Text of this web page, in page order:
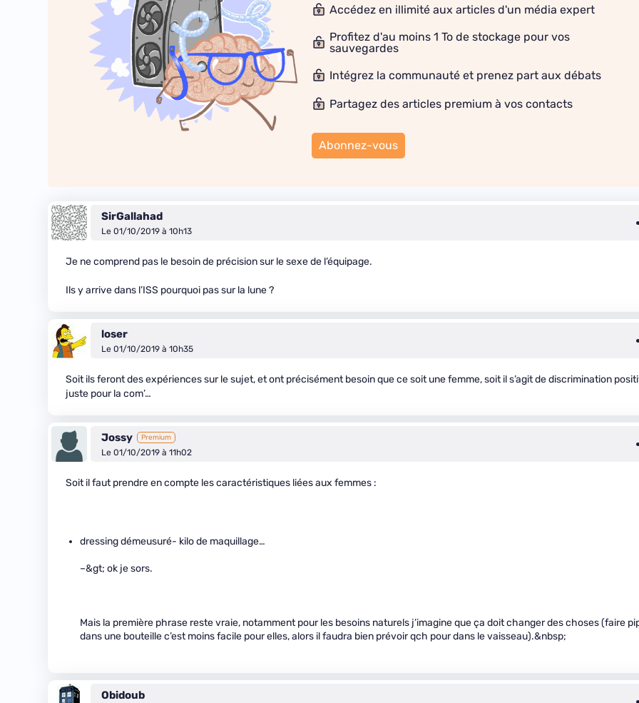
Accédez en illimité aux articles d'un média expert
Profitez d'au moins 1 To de stockage pour vos
sauvegardes
Intégrez la communauté et prenez part aux débats
Partagez des articles premium à vos contacts
Abonnez-vous
SirGallahad
Le 01/10/2019 à 10h13
Je ne comprend pas le besoin de précision sur le sexe de l’équipage.
Ils y arrive dans l’ISS pourquoi pas sur la lune ?
loser
Le 01/10/2019 à 10h35
Soit ils feront des expériences sur le sujet, et ont précisément besoin que ce soit une femme, soit il s’agit de discrimination
juste pour la com’…
Jossy Premium
Le 01/10/2019 à 11h02
Soit il faut prendre en compte les caractéristiques liées aux femmes :
dressing démeusuré- kilo de maquillage…
–&gt; ok je sors.
Mais la première phrase reste vraie, notamment pour les besoins naturels j’imagine que ça doit changer des choses (faire
dans une bouteille c’est moins facile pour elles, alors il faudra bien prévoir qch pour dans le vaisseau).&nbsp;
Obidoub